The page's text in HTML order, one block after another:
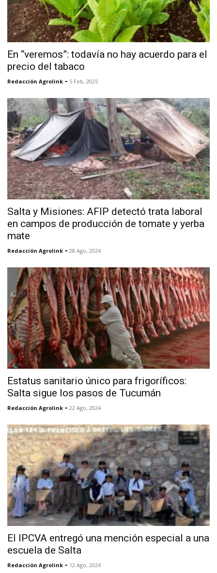
En “veremos”: todavía no hay acuerdo para el
precio del tabaco
Redacción Agrolink - 5 Feb, 2025
Salta y Misiones: AFIP detectó trata laboral
en campos de producción de tomate y yerba
mate
Redacción Agrolink - 28 Ago, 2024
Estatus sanitario único para frigoríficos:
Salta sigue los pasos de Tucumán
Redacción Agrolink - 22 Ago, 2024
El IPCVA entregó una mención especial a una
escuela de Salta
Redacción Agrolink - 12 Ago, 2024